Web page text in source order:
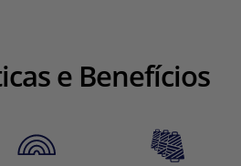
e Benefícios